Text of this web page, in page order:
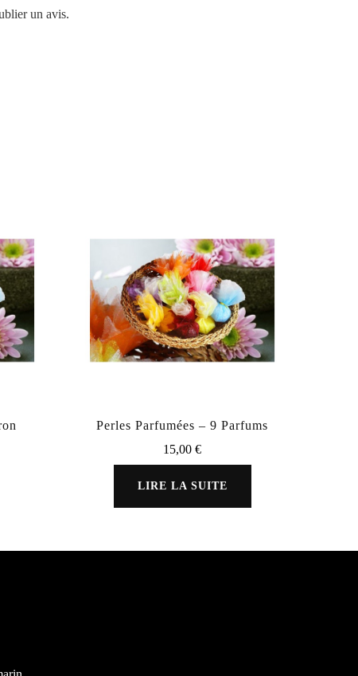
un avis.
Perles Parfumées – 9 Parfums
15,00€
LIRE LA SUITE